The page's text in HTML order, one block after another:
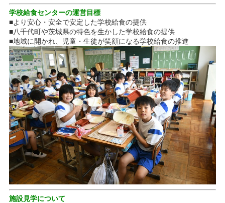
学校給食センターの運営目標
■より安心・安全で安定した学校給食の提供
■八千代町や茨城県の特色を生かした学校給食の提供
■地域に開かれ、児童・生徒が笑顔になる学校給食の推進
施設見学について